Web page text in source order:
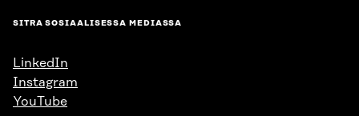
SITRA SOSIAALISESSA MEDIASSA
LinkedIn
Instagram
YouTube